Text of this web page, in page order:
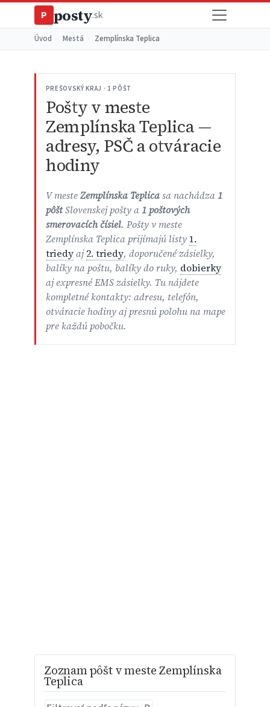
P posty.sk
Úvod Mestá Zemplínska Teplica
PREŠOVSKÝ KRAJ · 1 PÔŠT
Pošty v meste
Zemplínska Teplica —
adresy, PSČ a otváracie
hodiny
V mesteZemplínska Teplicasa nachádza1
pôštSlovenskej pošty a1 poštových
smerovacích čísiel. Pošty v meste
Zemplínska Teplica prijímajú listy 1.
triedyaj2. triedy, doporučené zásielky,
balíky na poštu, balíky do ruky, dobierky
aj expresné EMS zásielky. Tu nájdete
kompletné kontakty: adresu, telefón,
otváracie hodiny aj presnú polohu na mape
pre každú pobočku.
Zoznam pôšt v meste Zemplínska
Teplica